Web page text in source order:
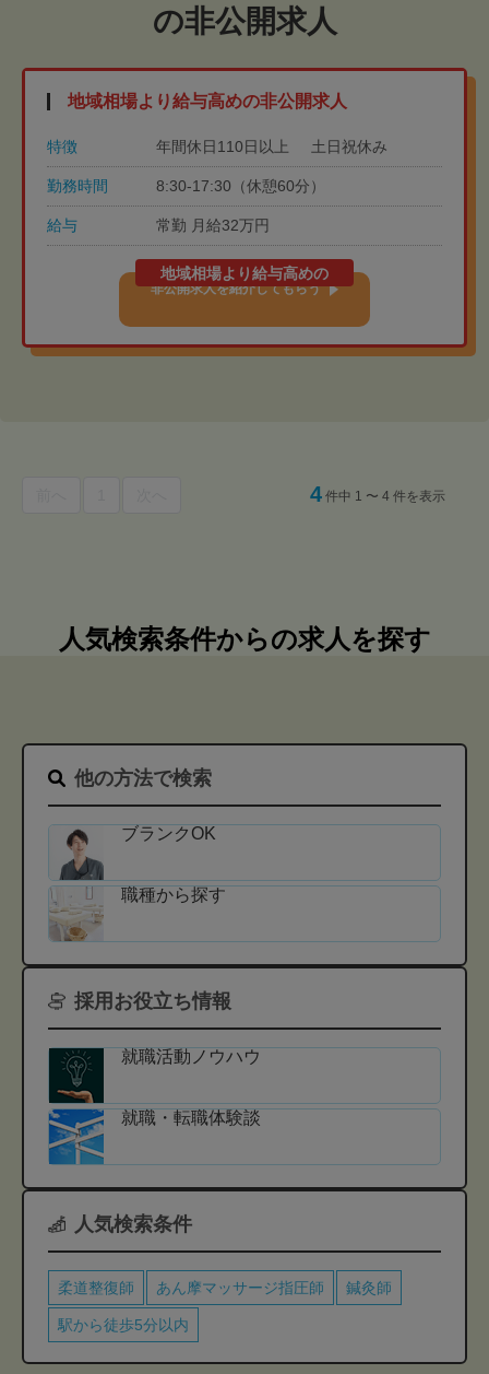
の非公開求人
地域相場より給与高めの非公開求人
特徴 年間休日110日以上 土日祝休み
勤務時間 8:30-17:30（休憩60分）
給与 常勤 月給32万円
地域相場より給与高めの
非公開求人を紹介してもらう
4 件中 1 〜 4 件を表示
人気検索条件からの求人を探す
他の方法で検索
ブランクOK
職種から探す
採用お役立ち情報
就職活動ノウハウ
就職・転職体験談
人気検索条件
柔道整復師 あん摩マッサージ指圧師 鍼灸師
駅から徒歩5分以内